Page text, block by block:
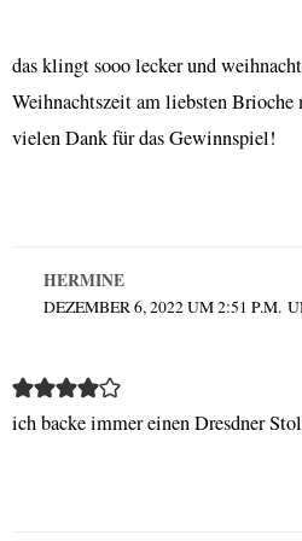
das klingt sooo lecker und
Weihnachtszeit am liebsten
vielen Dank für das Gewinnspiel!
HERMINE
DEZEMBER 6, 2022 UM 2:51 P.M.
ich backe immer einen Dresdner